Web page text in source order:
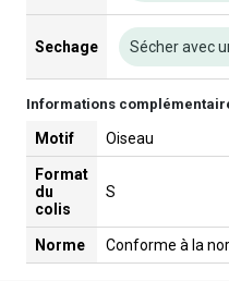
Sechage Sécher avec
Informations
Motif Oiseau
Format
du
colis
S
Norme Conforme à la